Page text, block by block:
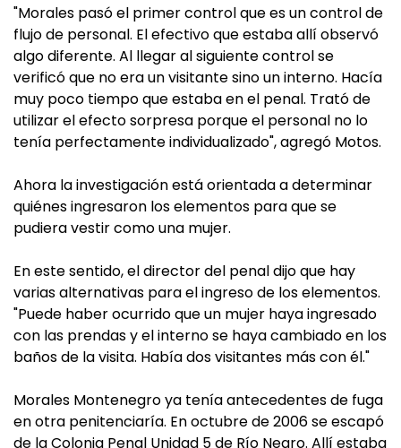
"Morales pasó el primer control que es un control de
flujo de personal. El efectivo que estaba allí observó
algo diferente. Al llegar al siguiente control se
verificó que no era un visitante sino un interno. Hacía
muy poco tiempo que estaba en el penal. Trató de
utilizar el efecto sorpresa porque el personal no lo
tenía perfectamente individualizado", agregó Motos.
Ahora la investigación está orientada a determinar
quiénes ingresaron los elementos para que se
pudiera vestir como una mujer.
En este sentido, el director del penal dijo que hay
varias alternativas para el ingreso de los elementos.
"Puede haber ocurrido que un mujer haya ingresado
con las prendas y el interno se haya cambiado en los
baños de la visita. Había dos visitantes más con él."
Morales Montenegro ya tenía antecedentes de fuga
en otra penitenciaría. En octubre de 2006 se escapó
de la Colonia Penal Unidad 5 de Río Negro. Allí estaba